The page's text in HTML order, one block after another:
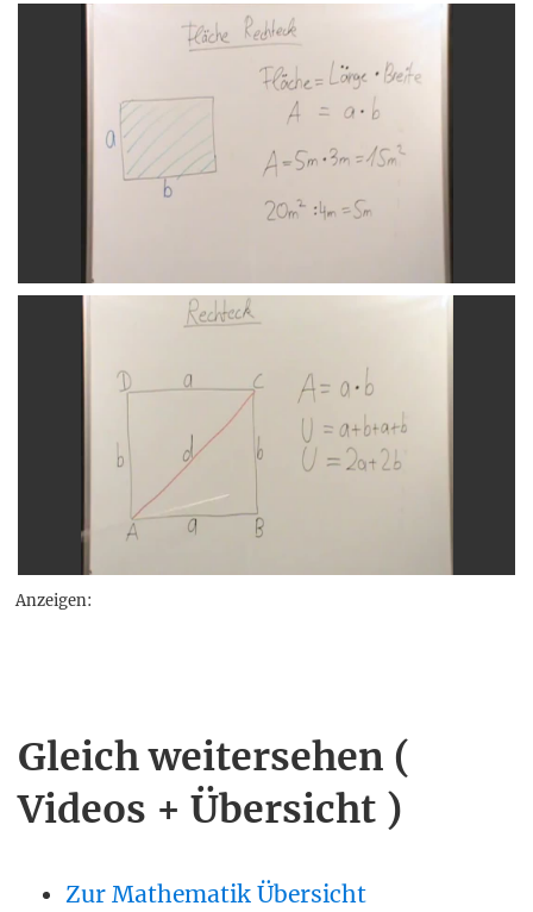
Anzeigen:
Gleich weitersehen (
Videos + Übersicht )
Zur Mathematik Übersicht